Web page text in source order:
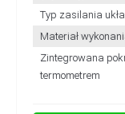
Typ zasilania
Materiał
Zintegrowana
termometrem